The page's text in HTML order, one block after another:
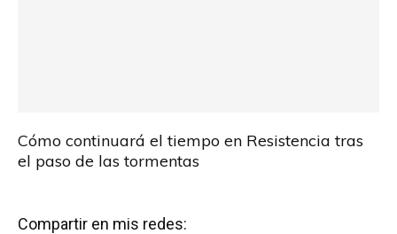
Cómo continuará el tiempo en Resistencia tras
el paso de las tormentas
Compartir en mis redes: